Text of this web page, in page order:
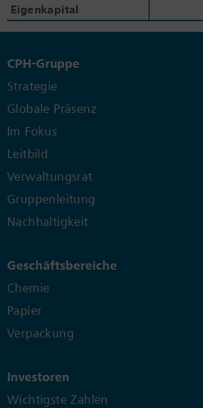
Eigenkapital
Eigenkapital
CPH-Gruppe
Strategie
Globale Präsenz
Im Fokus
Leitbild
Verwaltungsrat
Gruppenleitung
Nachhaltigkeit
Geschäftsbereiche
Chemie
Papier
Verpackung
Investoren
Wichtigste Zahlen